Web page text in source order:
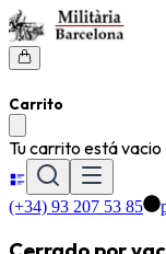
Carrito
Tu carrito está vacio
(+34) 93 207 53 85